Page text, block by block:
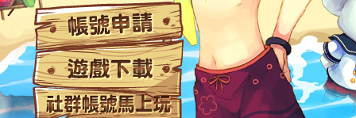
帳
遊
社